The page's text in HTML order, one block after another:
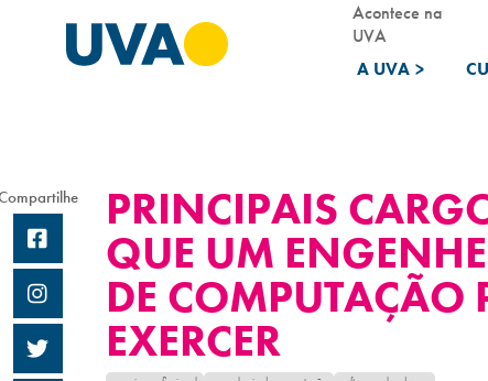
A UVA >
Acontece na
UVA
PRINCIPAIS
QUE UM
DE COMPUTAÇÃO
EXERCER